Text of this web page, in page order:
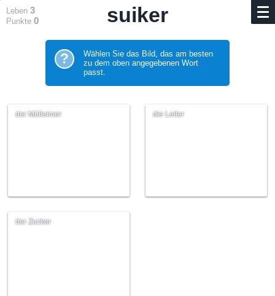
Leben 3
Punkte 0 suiker
?
Wählen Sie das Bild, das am besten
zu dem oben angegebenen Wort
passt.
der Mülleimer die Leiter
der Zucker